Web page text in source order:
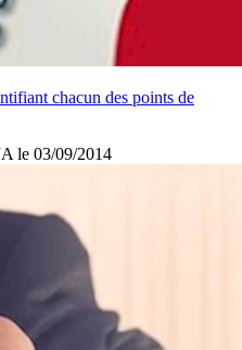
chacun des points de
le 03/09/2014